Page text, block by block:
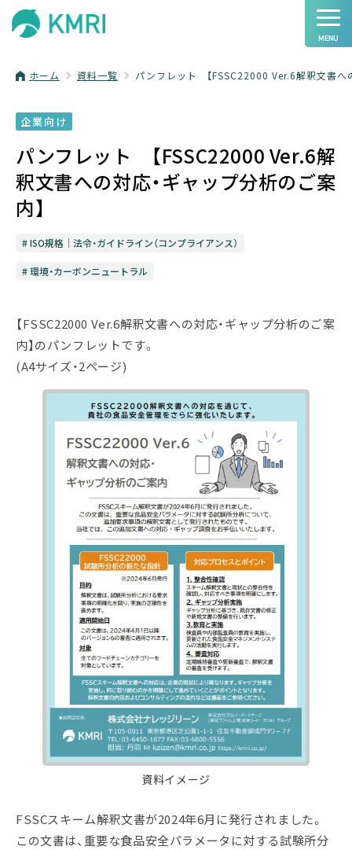
ホーム 資料一覧 パンフレット 【FSSC22000 Ver.6解釈文書へ
企業向け
パンフレット 【FSSC22000 Ver.6解
釈文書への対応・ギャップ分析のご案
内】
ISO規格│法令・ガイドライン（コンプライアンス）
環境・カーボンニュートラル
【FSSC22000 Ver.6解釈文書への対応・ギャップ分析のご案
内】のパンフレットです。
(A4サイズ・2ページ)
資料イメージ
FSSCスキーム解釈文書が2024年6月に発行されました。
この文書は、重要な食品安全パラメータに対する試験所分